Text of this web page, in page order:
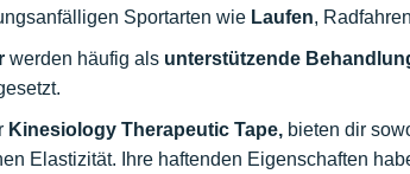
Sportarten wie Laufen,
werden häufig als unterstützende
Kinesiology Therapeutic Tape, bieten dir
Elastizität. Ihre haftenden Eigenschaften